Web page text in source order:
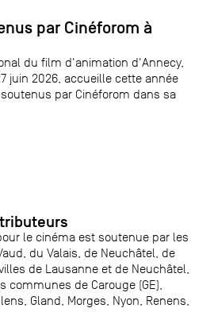
par Cinéforom à
du film d'animation d'Annecy,
juin 2026, accueille cette année
par Cinéforom dans sa
le cinéma est soutenue par les
du Valais, de Neuchâtel, de
de Lausanne et de Neuchâtel,
communes de Carouge (GE),
Gland, Morges, Nyon, Renens,